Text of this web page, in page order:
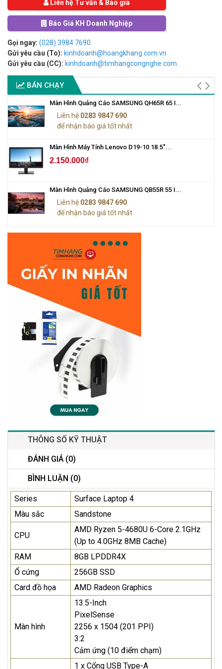
Liên hệ Tư vấn & Báo giá
Báo Giá KH Doanh Nghiệp
Gọi ngay: (028) 3984 7690
Gửi yêu cầu (To): kinhdoanh@hoangkhang.com.vn
Gửi yêu cầu (CC): kinhdoanh@timhangcongnghe.com
BÁN CHẠY
Màn Hình Quảng Cáo SAMSUNG QH65R 65 I...
Liên hệ 0283 9847 690
để nhận báo giá tốt nhất
Màn Hình Máy Tính Lenovo D19-10 18.5"...
2.150.000₫
Màn Hình Quảng Cáo SAMSUNG QB55R 55 I...
Liên hệ 0283 9847 690
để nhận báo giá tốt nhất
THÔNG SỐ KỸ THUẬT
ĐÁNH GIÁ (0)
BÌNH LUẬN (0)
Series
Surface Laptop 4
Màu sắc
Sandstone
CPU
AMD Ryzen 5-4680U 6-Core 2.1GHz
(Up to 4.0GHz 8MB Cache)
RAM
8GB LPDDR4X
Ổ cứng
256GB SSD
Card đồ họa
AMD Radeon Graphics
Màn hình
13.5-Inch
PixelSense
2256 x 1504 (201 PPI)
3:2
Cảm ứng (10 điểm chạm)
1 x Cổng USB Type-A